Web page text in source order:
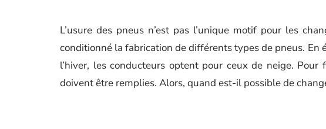
L’usure des pneus n’est pas l’unique motif pour les
conditionné la fabrication de différents types de pneus. En
l’hiver, les conducteurs optent pour ceux de neige.
doivent être remplies. Alors, quand est-il possible de